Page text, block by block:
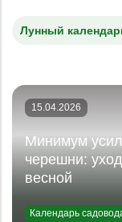
Лунный
15.04.2026
Минимум
черешни:
весной
Календарь